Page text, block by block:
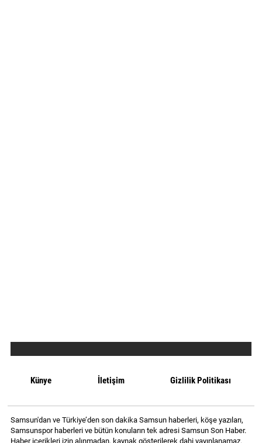
Künye İletişim Gizlilik Politikası
Samsun'dan ve Türkiye’den son dakika Samsun haberleri, köşe yazıları,
Samsunspor haberleri ve bütün konuların tek adresi Samsun Son Haber.
Haber içerikleri izin alınmadan, kaynak gösterilerek dahi yayınlanamaz.